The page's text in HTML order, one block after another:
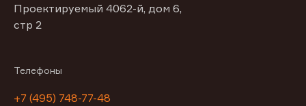
Проектируемый 4062-й, дом 6,
стр 2
Телефоны
+7 (495) 748-77-48